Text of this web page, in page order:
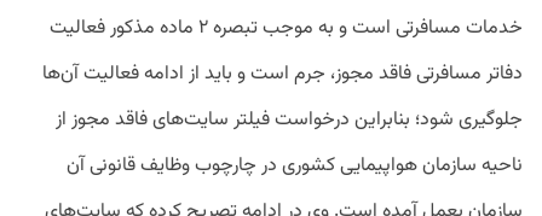
خدمات مسافرتی استو به موجب تبصره۲ ماده مذکورفعالیت
دفاتر مسافرتیفاقد مجوز، جرم استو باید از ادامهفعالیتآنها
جلوگیری شود؛ بنابراین درخواستفیلتر سایتهایفاقد مجوز از
ناحیه سازمانهواپیماییکشوری در چارچوبوظایفقانونیآن